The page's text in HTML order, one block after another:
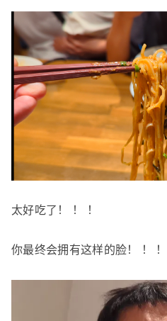
太好吃了！ ！ ！
你最终会拥有这样的脸！ ！ ！